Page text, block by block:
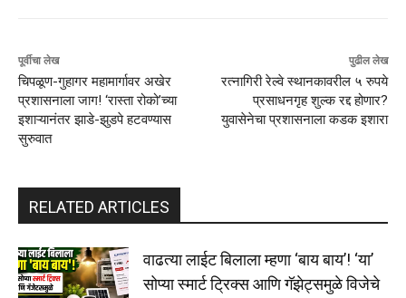
पूर्वीचा लेख
चिपळूण-गुहागर महामार्गावर अखेर
प्रशासनाला जाग! ‘रास्ता रोको’च्या
इशाऱ्यानंतर झाडे-झुडपे हटवण्यास
सुरुवात
पुढील लेख
रत्नागिरी रेल्वे स्थानकावरील ५ रुपये
प्रसाधनगृह शुल्क रद्द होणार?
युवासेनेचा प्रशासनाला कडक इशारा
RELATED ARTICLES
वाढत्या लाईट बिलाला म्हणा ‘बाय बाय’! ‘या’
सोप्या स्मार्ट ट्रिक्स आणि गॅझेट्समुळे विजेचे